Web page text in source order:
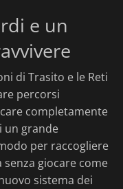
e un
di Trasito e le Reti
percorsi
completamente
un grande
per raccogliere
giocare come
sistema dei